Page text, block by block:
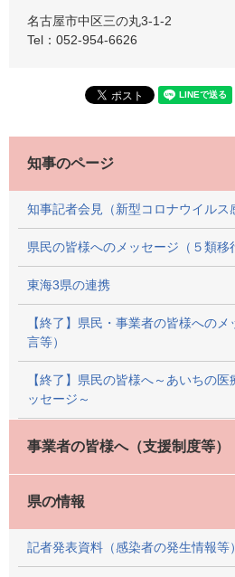
名古屋市中区三の丸3-1-2
Tel：052-954-6626
知事のページ
知事記者会見（新型コロナウイルス
県民の皆様へのメッセージ（５類移
東海3県の連携
【終了】県民・事業者の皆様への
言等）
【終了】県民の皆様へ～あいちの
ッセージ～
事業者の皆様へ（支援制度等）
県の情報
記者発表資料（感染者の発生情報等）